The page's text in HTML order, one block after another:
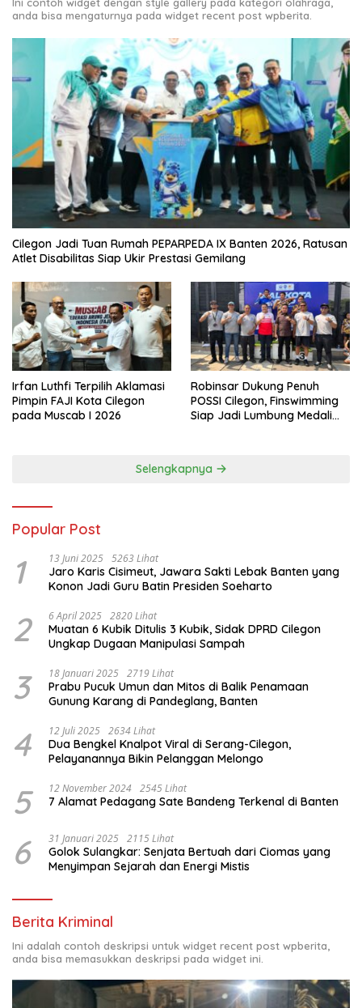
anda bisa mengaturnya pada widget recent post wpberita.
Cilegon Jadi Tuan Rumah PEPARPEDA IX Banten 2026, Ratusan
Atlet Disabilitas Siap Ukir Prestasi Gemilang
Irfan Luthfi Terpilih Aklamasi
Pimpin FAJI Kota Cilegon
pada Muscab I 2026
Robinsar Dukung Penuh
POSSI Cilegon, Finswimming
Siap Jadi Lumbung Medali
Selengkapnya
Popular Post
1 13 Juni 2025 5263 Lihat
Jaro Karis Cisimeut, Jawara Sakti Lebak Banten yang
Konon Jadi Guru Batin Presiden Soeharto
2 6 April 2025 2820 Lihat
Muatan 6 Kubik Ditulis 3 Kubik, Sidak DPRD Cilegon
Ungkap Dugaan Manipulasi Sampah
3 18 Januari 2025 2719 Lihat
Prabu Pucuk Umun dan Mitos di Balik Penamaan
Gunung Karang di Pandeglang, Banten
4 12 Juli 2025 2634 Lihat
Dua Bengkel Knalpot Viral di Serang-Cilegon,
Pelayanannya Bikin Pelanggan Melongo
5 12 November 2024 2545 Lihat
7 Alamat Pedagang Sate Bandeng Terkenal di Banten
6 31 Januari 2025 2115 Lihat
Golok Sulangkar: Senjata Bertuah dari Ciomas yang
Menyimpan Sejarah dan Energi Mistis
Berita Kriminal
Ini adalah contoh deskripsi untuk widget recent post wpberita,
anda bisa memasukkan deskripsi pada widget ini.